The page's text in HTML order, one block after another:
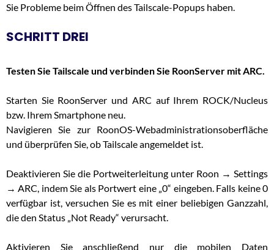
Sie Probleme beim Öffnen des Tailscale-Popups haben.
SCHRITT DREI
Testen Sie Tailscale und verbinden Sie RoonServer mit ARC.
Starten Sie RoonServer und ARC auf Ihrem ROCK/Nucleus
bzw. Ihrem Smartphone neu.
Navigieren Sie zur RoonOS-Webadministrationsoberfläche
und überprüfen Sie, ob Tailscale angemeldet ist.
Deaktivieren Sie die Portweiterleitung unter Roon → Settings
→ ARC, indem Sie als Portwert eine „0“ eingeben. Falls keine 0
verfügbar ist, versuchen Sie es mit einer beliebigen Ganzzahl,
die den Status „Not Ready“ verursacht.
Aktivieren Sie anschließend nur die mobilen Daten